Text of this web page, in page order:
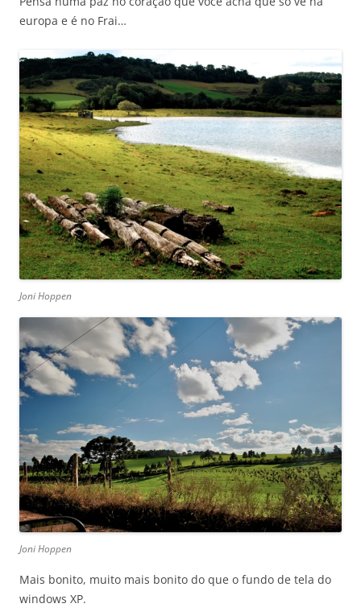
europa e é no Frai…
Joni Hoppen
Joni Hoppen
Mais bonito, muito mais bonito do que o fundo de tela do
windows XP.